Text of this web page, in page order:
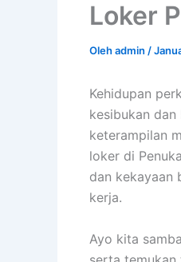
Loker
Olehadmin /
Kehidupan
kesibukan
keterampilan
loker di
dan kekayaan
kerja.
Ayo kita